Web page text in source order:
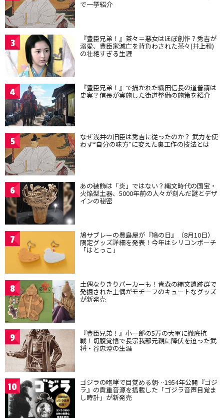
で一挙紹介
3 『豊臣兄弟！』茶々＝悪女はほぼ創作？秀吉が
溺愛、豊臣家滅亡を背負わされた茶々(井上和)
の壮絶すぎる生涯
4 『豊臣兄弟！』で描かれた織田信長の道普請は
史実？信長が実施した街道整備の施策を紹介
5 なぜ浅井の旧臣は秀吉に従ったのか？ 武力を使
わず“自分の味方”に変えた裏工作の技法とは
6 あの装飾は「炎」ではない？縄文時代の国宝・
火焔型土器、5000年前の人々が刻んだ謎とデザ
インの秘密
7 鳩サブレーの豊島屋が『鳩の日』（8月10日）
限定グッズ詳細を発表！今年はシリコンポーチ
「はとっこ」
8 土偶なりきりパーカーも！青森の縄文遺跡群で
発掘された土偶がモチーフのキュートなグッズ
が新発売
9 『豊臣兄弟！』小一郎の5万の大軍に徹底抗
戦！切腹覚悟で長宗我部元親に降伏を迫った武
将・谷忠澄の生涯
10 ゴジラの咆哮で目覚める朝…1954年公開『ゴジ
ラ』の貴重音源を搭載した「ゴジラ音声目覚ま
し時計」が新発売